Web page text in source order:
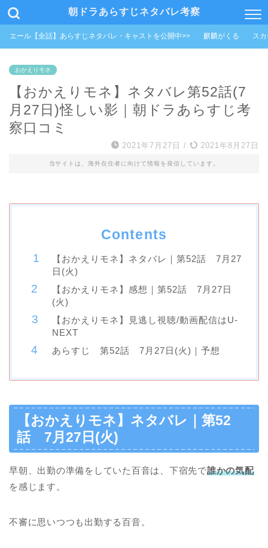
朝ドラあらすじネタバレ考察
エール【全話】あらすじネタバレ・キャストを公開中>> 麒麟がくる ス
おかえりモネ
【おかえりモネ】ネタバレ第52話(7
月27日)怪しい影｜朝ドラあらすじ考
察口コミ
2021年7月27日 / 2021年8月27日
当サイトは、海外在住者に向けて情報を発信しています。
Contents
【おかえりモネ】ネタバレ｜第52話 7月27
日(火)
【おかえりモネ】感想｜第52話 7月27日
(火)
【おかえりモネ】見逃し視聴/動画配信はU-
NEXT
あらすじ 第52話 7月27日(火)｜予想
【おかえりモネ】ネタバレ｜第52
話 7月27日(火)
早朝、出勤の準備をしていた百音は、下宿先で誰かの気配
を感じます。
不審に思いつつも出勤する百音。